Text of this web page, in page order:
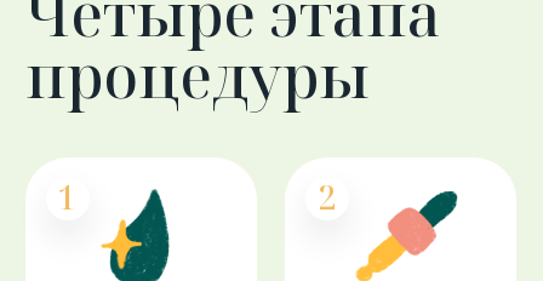
Всего за один сеанс кожа будет очищена
от загрязнений и черных точек,
напитана активными сыворотками,
станет увлажненной и сияющей!
Вы полюбите HydraFacial MD® уже
после первого сеанса!